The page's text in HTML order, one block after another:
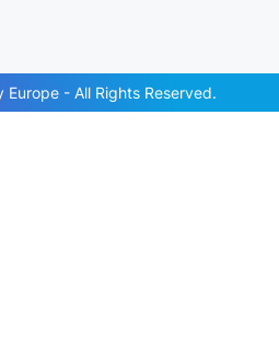
- All Rights Reserved.